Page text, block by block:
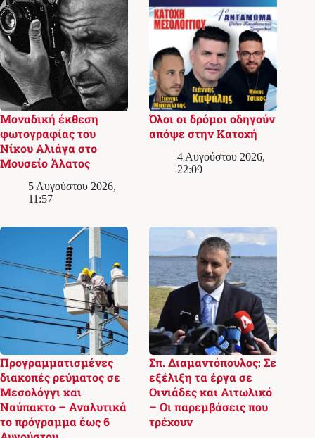
Μοναδική έκθεση
φωτογραφίας του
Νίκου Αλιάγα στο
Μουσείο Άλατος
5 Αυγούστου 2026,
11:57
Όλοι οι δρόμοι οδηγούν
απόψε στην Κατοχή
4 Αυγούστου 2026,
22:09
Προγραμματισμένες
διακοπές ρεύματος σε
Μεσολόγγι και
Ναύπακτο – Αναλυτικά
το πρόγραμμα έως 6
Σπ. Διαμαντόπουλος: Σε
εξέλιξη τα έργα σε
Οινιάδες και Αιτωλικό
– Οι παρεμβάσεις που
τρέχουν